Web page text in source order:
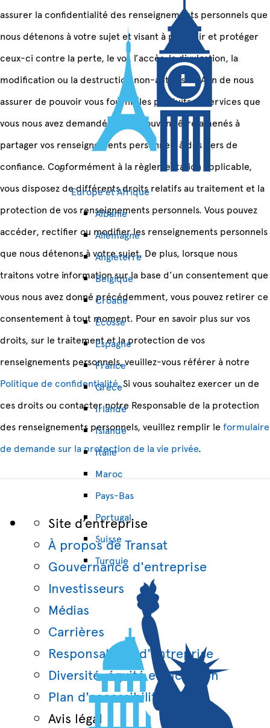
Europe et Afrique
Albanie
Allemagne
Angleterre
Belgique
Croatie
Écosse
Espagne
France
Grèce
Irlande
Islande
Italie
Maroc
Pays-Bas
Portugal
Suisse
Turquie
assurer la confidentialité des renseignements personnels que
nous détenons à votre sujet et visant à prévenir et protéger
ceux-ci contre la perte, le vol, l’accès, la divulgation, la
modification ou la destruction non-autorisée. Afin de nous
assurer de pouvoir vous fournir les produits et services que
vous nous avez demandés, nous pouvons être amenés à
partager vos renseignements personnels à des tiers de
confiance. Conformément à la règlementation applicable,
vous disposez de différents droits relatifs au traitement et la
protection de vos renseignements personnels. Vous pouvez
accéder, rectifier ou modifier les renseignements personnels
que nous détenons à votre sujet. De plus, lorsque nous
traitons votre information sur la base d’un consentement que
vous nous avez donné précédemment, vous pouvez retirer ce
consentement à tout moment. Pour en savoir plus sur vos
droits, sur le traitement et la protection de vos
renseignements personnels, veuillez-vous référer à notre
Politique de confidentialité. Si vous souhaitez exercer un de
ces droits ou contacter notre Responsable de la protection
des renseignements personnels, veuillez remplir leformulaire
de demande sur la protection de la vie privée.
Site d’entreprise
À propos de Transat
Gouvernance d'entreprise
Investisseurs
Médias
Carrières
Responsabilité d'entreprise
Diversité, équité et inclusion
Plan d'accessibilité
Avis légal